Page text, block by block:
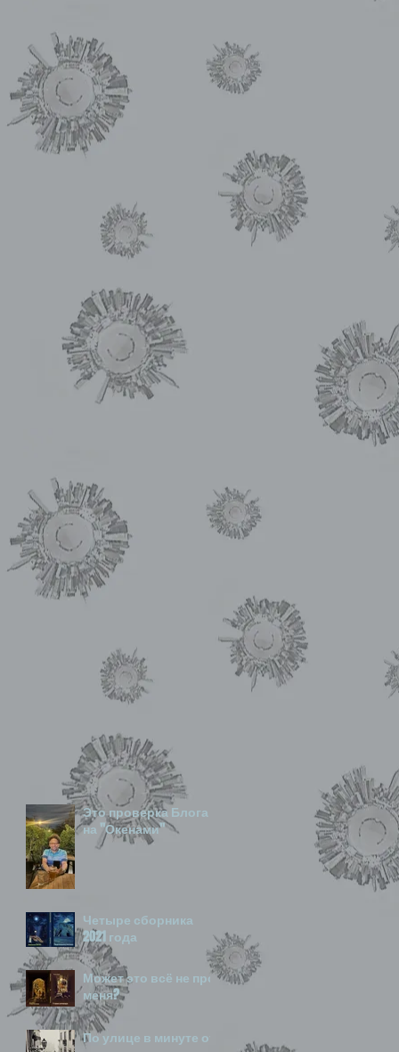
Это проверка Блога
на "Окенами"
Четыре сборника
2021 года
Может это всё не про
меня?
По улице в минуте от